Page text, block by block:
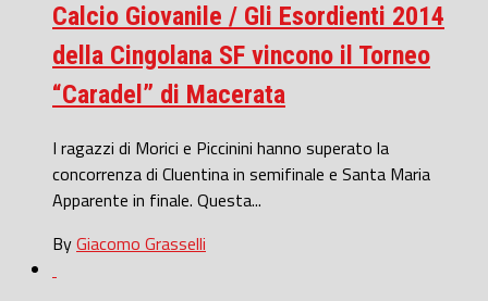
Calcio Giovanile / Gli Esordienti 2014
della Cingolana SF vincono il Torneo
“Caradel” di Macerata
I ragazzi di Morici e Piccinini hanno superato la
concorrenza di Cluentina in semifinale e Santa Maria
Apparente in finale. Questa...
ByGiacomo Grasselli